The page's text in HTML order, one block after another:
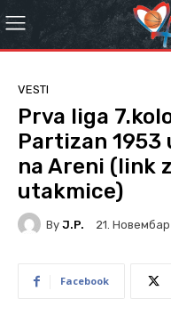
VESTI
Prva liga
Partizan
na Areni (link
utakmice)
By J.P. 21.
Facebook